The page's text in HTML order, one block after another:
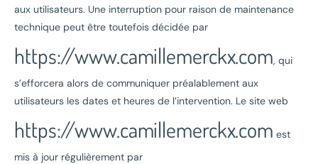
aux utilisateurs. Une interruption pour raison de maintenance
technique peut être toutefois décidée par
https://www.camillemerckx.com, qui
s’efforcera alors de communiquer préalablement aux
utilisateurs les dates et heures de l’intervention. Le site web
https://www.camillemerckx.com est
mis à jour régulièrement par